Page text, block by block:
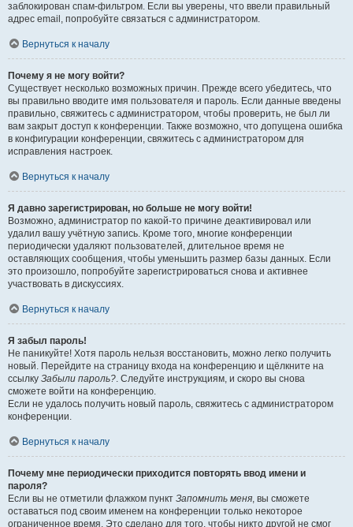
заблокирован спам-фильтром. Если вы уверены, что ввели правильный
адрес email, попробуйте связаться с администратором.
Вернуться к началу
Почему я не могу войти?
Существует несколько возможных причин. Прежде всего убедитесь, что
вы правильно вводите имя пользователя и пароль. Если данные введены
правильно, свяжитесь с администратором, чтобы проверить, не был ли
вам закрыт доступ к конференции. Также возможно, что допущена ошибка
в конфигурации конференции, свяжитесь с администратором для
исправления настроек.
Вернуться к началу
Я давно зарегистрирован, но больше не могу войти!
Возможно, администратор по какой-то причине деактивировал или
удалил вашу учётную запись. Кроме того, многие конференции
периодически удаляют пользователей, длительное время не
оставляющих сообщения, чтобы уменьшить размер базы данных. Если
это произошло, попробуйте зарегистрироваться снова и активнее
участвовать в дискуссиях.
Вернуться к началу
Я забыл пароль!
Не паникуйте! Хотя пароль нельзя восстановить, можно легко получить
новый. Перейдите на страницу входа на конференцию и щёлкните на
ссылку Забыли пароль?. Следуйте инструкциям, и скоро вы снова
сможете войти на конференцию.
Если не удалось получить новый пароль, свяжитесь с администратором
конференции.
Вернуться к началу
Почему мне периодически приходится повторять ввод имени и
пароля?
Если вы не отметили флажком пункт Запомнить меня, вы сможете
оставаться под своим именем на конференции только некоторое
ограниченное время. Это сделано для того, чтобы никто другой не смог